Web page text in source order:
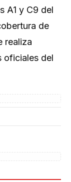
A1 y C9 del
de
realiza
oficiales del